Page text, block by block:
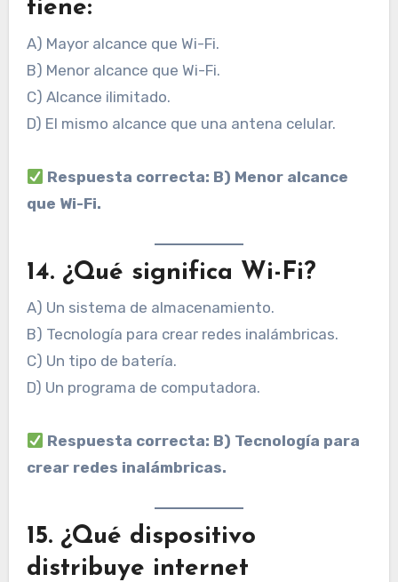
tiene:
A) Mayor alcance que Wi-Fi.
B) Menor alcance que Wi-Fi.
C) Alcance ilimitado.
D) El mismo alcance que una antena celular.
Respuesta correcta: B) Menor alcance
que Wi-Fi.
14. ¿Qué significa Wi-Fi?
A) Un sistema de almacenamiento.
B) Tecnología para crear redes inalámbricas.
C) Un tipo de batería.
D) Un programa de computadora.
Respuesta correcta: B) Tecnología para
crear redes inalámbricas.
15. ¿Qué dispositivo
distribuye internet